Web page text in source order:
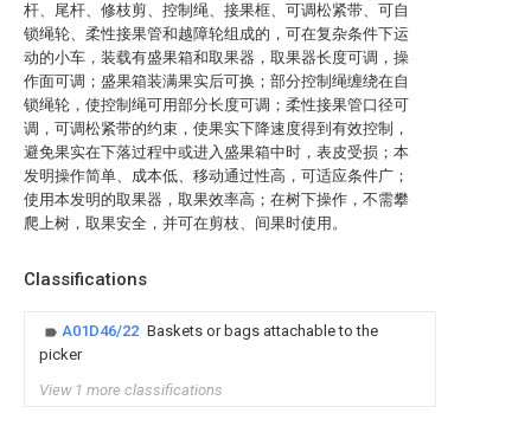
杆、尾杆、修枝剪、控制绳、接果框、可调松紧带、可自
锁绳轮、柔性接果管和越障轮组成的，可在复杂条件下运
动的小车，装载有盛果箱和取果器，取果器长度可调，操
作面可调；盛果箱装满果实后可换；部分控制绳缠绕在自
锁绳轮，使控制绳可用部分长度可调；柔性接果管口径可
调，可调松紧带的约束，使果实下降速度得到有效控制，
避免果实在下落过程中或进入盛果箱中时，表皮受损；本
发明操作简单、成本低、移动通过性高，可适应条件广；
使用本发明的取果器，取果效率高；在树下操作，不需攀
爬上树，取果安全，并可在剪枝、间果时使用。
Classifications
A01D46/22 Baskets or bags attachable to the
picker
View 1 more classifications